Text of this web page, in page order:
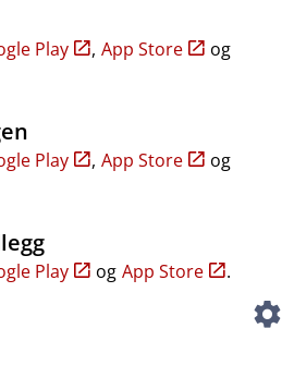
Play , App Store
og
Play , App Store
og
Play og App Store .